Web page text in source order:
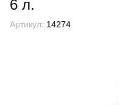
6 л.
Артикул: 14274